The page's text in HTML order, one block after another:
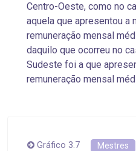
Centro-Oeste, como no
aquela que apresentou a
remuneração mensal
daquilo que ocorreu no
Sudeste foi a que
remuneração mensal
Gráfico 3.7 Mestres